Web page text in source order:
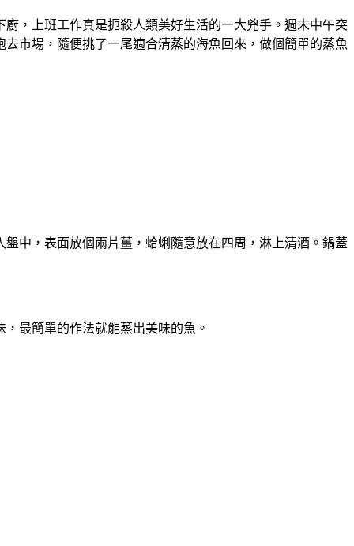
，上班工作真是扼殺人類美好生活的一大兇手。週末中午突
市場，隨便挑了一尾適合清蒸的海魚回來，做個簡單的蒸魚
中，表面放個兩片薑，蛤蜊隨意放在四周，淋上清酒。鍋蓋
最簡單的作法就能蒸出美味的魚。